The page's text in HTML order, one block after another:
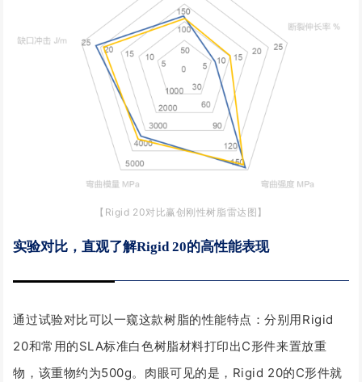
【Rigid 20对比赢创刚性树脂雷达图】
实验对比，直观了解Rigid 20的高性能表现
通过试验对比可以一窥这款树脂的性能特点：分别用Rigid
20和常用的SLA标准白色树脂材料打印出C形件来置放重
物，该重物约为500g。 肉眼可见的是，Rigid 20的C形件就